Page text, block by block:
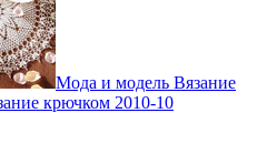
Мода и модель Вязание
крючком 2010-10